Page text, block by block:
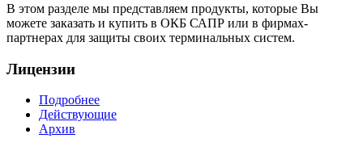
В этом разделе мы представляем продукты, которые Вы
можете заказать и купить в ОКБ САПР или в фирмах-
партнерах для защиты своих терминальных систем.
Лицензии
Подробнее
Действующие
Архив